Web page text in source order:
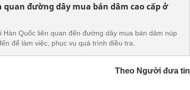
quan đường dây mua bán dâm cao cấp ở
Quốc liên quan đến đường dây mua bán dâm núp
để làm việc, phục vụ quá trình điều tra.
Theo Người đưa tin